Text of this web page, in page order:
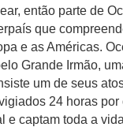
então parte de
que
e as Américas.
Grande Irmão,
um de seus
24 horas
e captam toda a